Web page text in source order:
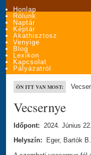
Honlap
Rólunk
Naptár
Képtár
Akathisztosz
Venyige
Blog
Lexikon
Kapcsolat
Pályázatról
ÖN ITT VAN MOST:
Vecsernye
Időpont: 2024. Június
Helyszín:
Eger, Bartók